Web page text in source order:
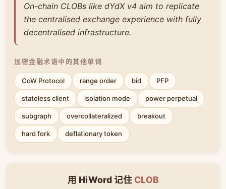
On-chain CLOBs like dYdX v4 aim to replicate
the centralised exchange experience with fully
decentralised infrastructure.
加密金融术语中的其他单词
CoW Protocol range order bid PFP
stateless client isolation mode power perpetual
subgraph overcollateralized breakout
hard fork deflationary token
用 HiWord 记住 CLOB